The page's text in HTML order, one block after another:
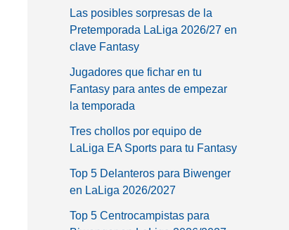
Las posibles sorpresas de la
Pretemporada LaLiga 2026/27 en
clave Fantasy
Jugadores que fichar en tu
Fantasy para antes de empezar
la temporada
Tres chollos por equipo de
LaLiga EA Sports para tu Fantasy
Top 5 Delanteros para Biwenger
en LaLiga 2026/2027
Top 5 Centrocampistas para